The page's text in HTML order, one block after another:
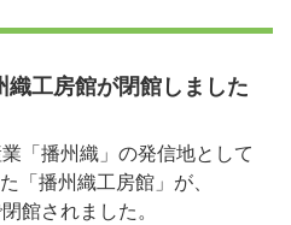
工房館が閉館しました
「播州織」の発信地として
「播州織工房館」が、
館されました。